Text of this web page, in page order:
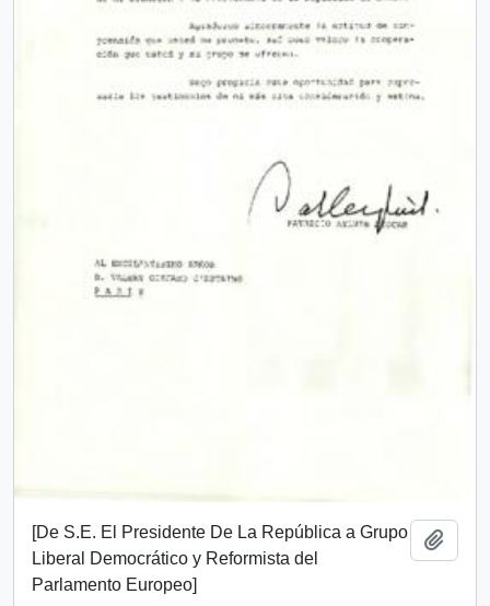
[De S.E. El Presidente De La República a Grupo
Liberal Democrático y Reformista del
Parlamento Europeo]